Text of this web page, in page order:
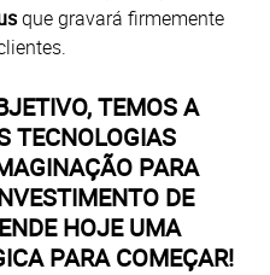
que gravará firmemente
TEMOS A
TECNOLOGIAS
PARA
DE
HOJE UMA
PARA COMEÇAR!